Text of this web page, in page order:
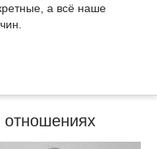
а всё наше
отношениях